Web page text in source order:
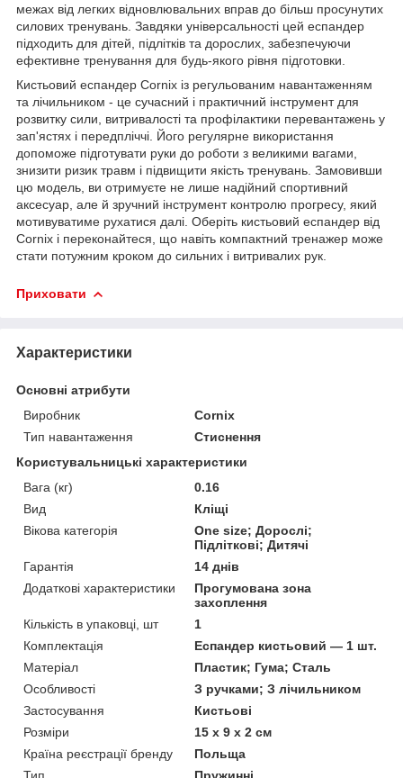
межах від легких відновлювальних вправ до більш просунутих
силових тренувань. Завдяки універсальності цей еспандер
підходить для дітей, підлітків та дорослих, забезпечуючи
ефективне тренування для будь-якого рівня підготовки.
Кистьовий еспандер Cornix із регульованим навантаженням
та лічильником - це сучасний і практичний інструмент для
розвитку сили, витривалості та профілактики перевантажень у
зап'ястях і передпліччі. Його регулярне використання
допоможе підготувати руки до роботи з великими вагами,
знизити ризик травм і підвищити якість тренувань. Замовивши
цю модель, ви отримуєте не лише надійний спортивний
аксесуар, але й зручний інструмент контролю прогресу, який
мотивуватиме рухатися далі. Оберіть кистьовий еспандер від
Cornix і переконайтеся, що навіть компактний тренажер може
стати потужним кроком до сильних і витривалих рук.
Приховати
Характеристики
Основні атрибути
Виробник
Cornix
Тип навантаження
Стиснення
Користувальницькі характеристики
Вага (кг)
0.16
Вид
Кліщі
Вікова категорія
One size; Дорослі;
Підліткові; Дитячі
Гарантія
14 днів
Додаткові характеристики
Прогумована зона
захоплення
Кількість в упаковці, шт
1
Комплектація
Еспандер кистьовий — 1 шт.
Матеріал
Пластик; Гума; Сталь
Особливості
З ручками; З лічильником
Застосування
Кистьові
Розміри
15 x 9 x 2 см
Країна реєстрації бренду
Польща
Тип
Пружинні